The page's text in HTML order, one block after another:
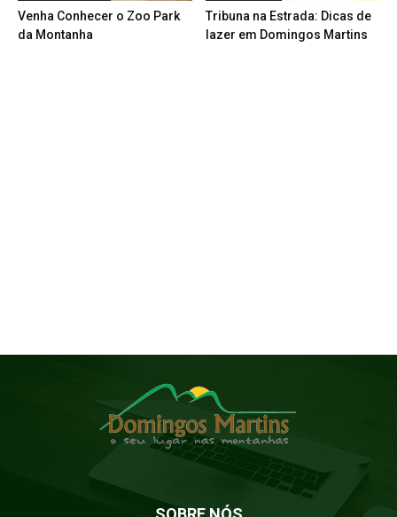
Venha Conhecer o Zoo Park
da Montanha
Tribuna na Estrada: Dicas de
lazer em Domingos Martins